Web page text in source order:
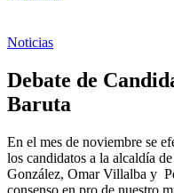
Noticias
Debate de
Baruta
En el mes de noviembre se
los candidatos a la alcaldía
González, Omar Villalba y
consenso en pro de nuestro